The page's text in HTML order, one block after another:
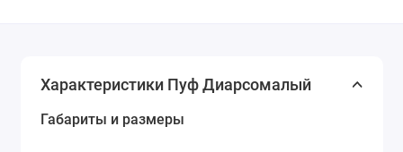
Характеристики Пуф Диарсомалый
Габариты и размеры